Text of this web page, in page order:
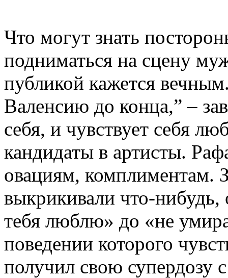
Что могут знать
подниматься на сцену
публикой кажется
Валенсию до конца,” –
себя, и чувствует себя
кандидаты в артисты.
овациям, комплиментам.
выкрикивали что-нибудь,
тебя люблю» до «не
поведении которого
получил свою супердозу